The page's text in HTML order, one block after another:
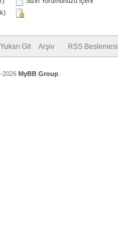
Yukarı Git Arşiv RSS Beslemesi
2026 MyBB Group